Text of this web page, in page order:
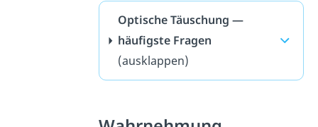
Optische Täuschung —
häufigste Fragen
(ausklappen)